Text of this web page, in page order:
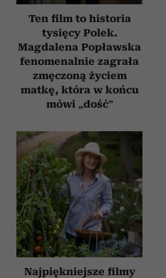
Ten film to historia
tysięcy Polek.
Magdalena Popławska
fenomenalnie zagrała
zmęczoną życiem
matkę, która w końcu
mówi „dość”
Najpiękniejsze filmy